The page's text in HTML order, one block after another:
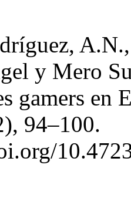
y Mero
gamers en
94–100.